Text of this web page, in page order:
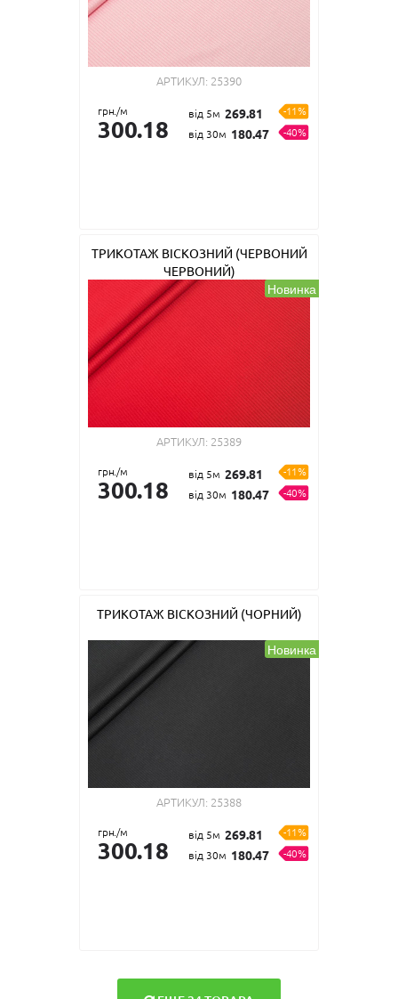
АРТИКУЛ: 25390
грн./м
300.18
від 5м 269.81
-11%
від 30м 180.47 -40%
ТРИКОТАЖ ВІСКОЗНИЙ (ЧЕРВОНИЙ
ЧЕРВОНИЙ)
Новинка
АРТИКУЛ: 25389
грн./м
300.18
від 5м 269.81
-11%
від 30м 180.47 -40%
ТРИКОТАЖ ВІСКОЗНИЙ (ЧОРНИЙ)
Новинка
АРТИКУЛ: 25388
грн./м
300.18
від 5м 269.81
-11%
від 30м 180.47 -40%